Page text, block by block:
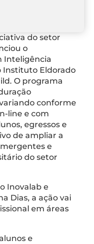
do setor
o
Inteligência
Instituto Eldorado
O programa
conforme
line e com
egressos e
de ampliar a
e
do setor
Inovalab e
Dias, a ação vai
em áreas
e